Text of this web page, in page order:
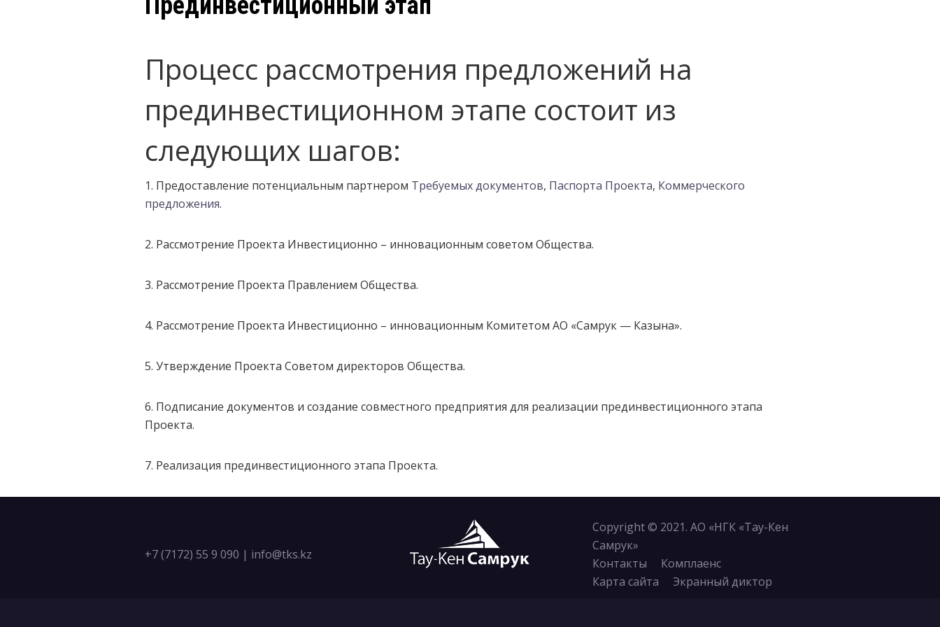
Процесс рассмотрения предложений на
прединвестиционном этапе состоит из
следующих шагов:
1. Предоставление потенциальным партнером Требуемых документов, Паспорта Проекта, Коммерческого
предложения.
2. Рассмотрение Проекта Инвестиционно – инновационным советом Общества.
3. Рассмотрение Проекта Правлением Общества.
4. Рассмотрение Проекта Инвестиционно – инновационным Комитетом АО «Самрук — Казына».
5. Утверждение Проекта Советом директоров Общества.
6. Подписание документов и создание совместного предприятия для реализации прединвестиционного этапа
Проекта.
7. Реализация прединвестиционного этапа Проекта.
+7 (7172) 55 9 090 | info@tks.kz
Copyright © 2021. АО «НГК «Тау-Кен
Самрук»
Контакты
Комплаенс
Карта сайта
Экранный диктор